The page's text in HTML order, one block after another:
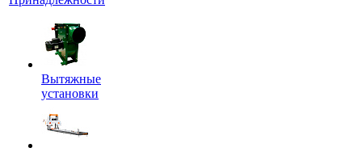
Вытяжные
установки